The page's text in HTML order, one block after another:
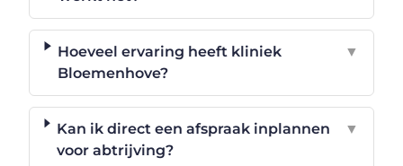
Hoeveel ervaring heeft kliniek
Bloemenhove?
▼
Kan ik direct een afspraak inplannen
voor abtrijving?
▼